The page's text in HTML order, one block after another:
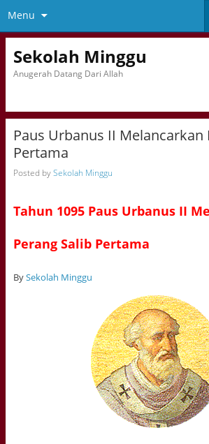
Menu
Sekolah Minggu
Anugerah Datang Dari Allah
Paus Urbanus II Melancarkan
Pertama
Posted bySekolah Minggu
Tahun 1095 Paus Urbanus II
Perang Salib Pertama
BySekolah Minggu